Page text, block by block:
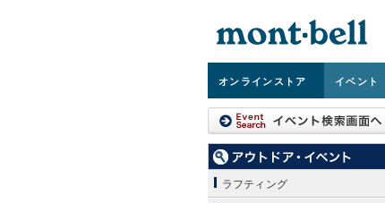
オンラインストア イベント
ラフティング